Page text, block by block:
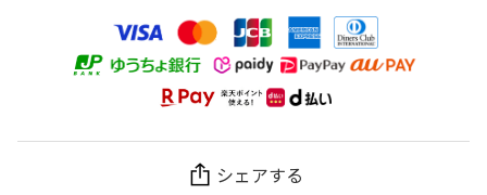
シェアする